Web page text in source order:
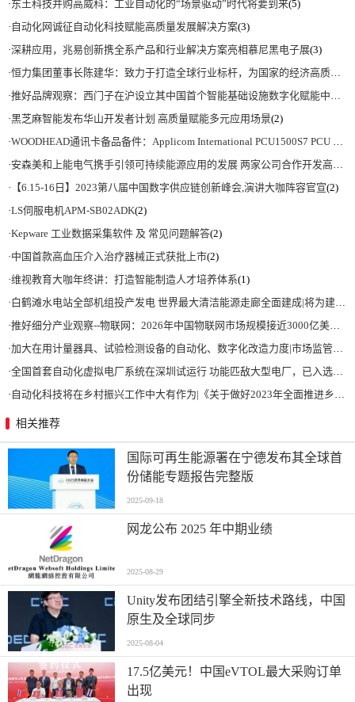
·东土科技并购高威科：工业自动化的“场景驱动”时代将要到来(5)
· 自动化网诚征自动化科技赋能高质量发展解决方案(3)
·深耕应用，兆易创新携全系产品和行业解决方案亮相慕尼黑电子展(3)
·恒力集团董事长陈建华：致力于打造全球行业标杆，为国家的经济高质量发展贡献更大力量|上海电气集团党委书记、董事长吴磊来访
·推好品牌观察：西门子在沪设立其中国首个智能基础设施数字化赋能中心
·黑芝麻智能发布华山开发者计划 高质量赋能多元应用场景(2)
·WOODHEAD通讯卡备品备件：Applicom International PCU1500S7 PCU 1500 S7 V4.5.0
·安森美和上能电气携手引领可持续能源应用的发展 两家公司合作开发高性能储能和太阳能组串式逆变器方案 以实现可持续的未来
· 【6.15-16日】2023第八届中国数字供应链创新峰会,演讲大咖阵容官宣(2)
·LS伺服电机APM-SB02ADK(2)
·Kepware 工业数据采集软件 及 常见问题解答(2)
·中国首款高血压介入治疗器械正式获批上市(2)
·维视教育大咖年终讲：打造智能制造人才培养体系(1)
·白鹤滩水电站全部机组投产发电 世界最大清洁能源走廊全面建成|将为建设新型能源体系、保障国家能源安全、实现“双碳”目标提供有力支撑
·推好细分产业观察--物联网：2026年中国物联网市场规模接近3000亿美元 智慧工厂、智慧城市、智慧电网等将占60%以上
·加大在用计量器具、试验检测设备的自动化、数字化改造力度|市场监管总局 工业和信息化部 关于促进企业计量能力提升的指导意见
·全国首套自动化虚拟电厂系统在深圳试运行 功能匹敌大型电厂，已入选国际典型案例
· 自动化科技将在乡村振兴工作中大有作为|《关于做好2023年全面推进乡村振兴重点工作的意见》发布
相关推荐
国际可再生能源署在宁德发布其全球首
份储能专题报告完整版
2025-09-18
网龙公布 2025 年中期业绩
2025-08-29
Unity发布团结引擎全新技术路线，中国
原生及全球同步
2025-08-04
17.5亿美元！中国eVTOL最大采购订单
出现